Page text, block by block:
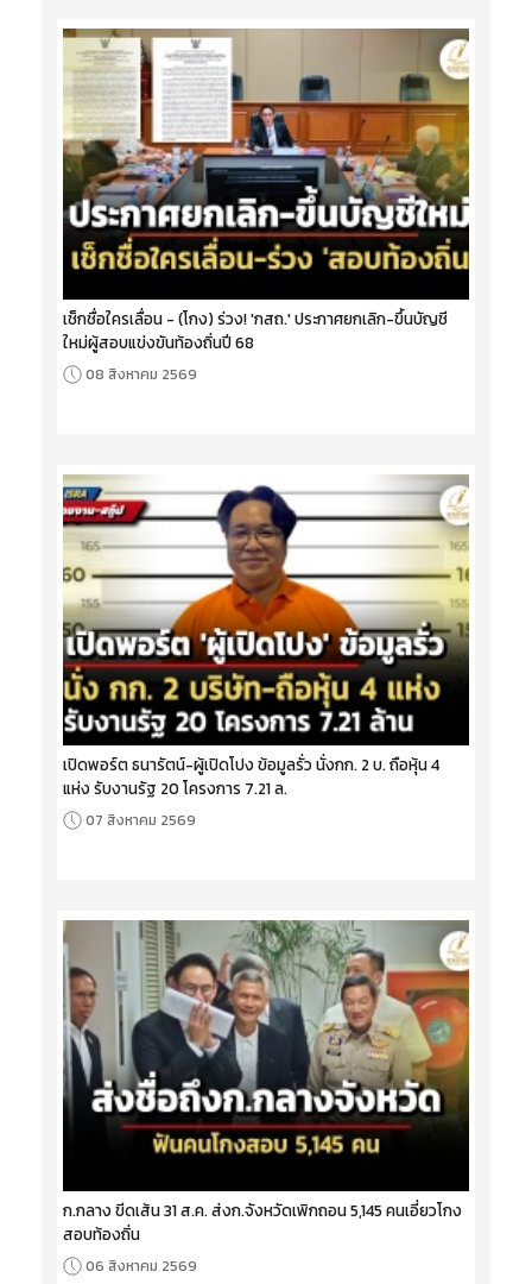
เช็กชื่อใครเลื่อน - (โกง) ร่วง! 'กสถ.' ประกาศยกเลิก-ขึ้นบัญชี
ใหม่ผู้สอบแข่งขันท้องถิ่นปี 68
08 สิงหาคม 2569
เปิดพอร์ต ธนารัตน์-ผู้เปิดโปง ข้อมูลรั่ว นั่งกก. 2 บ. ถือหุ้น 4
แห่ง รับงานรัฐ 20 โครงการ 7.21 ล.
07 สิงหาคม 2569
ก.กลาง ขีดเส้น 31 ส.ค. ส่งก.จังหวัดเพิกถอน 5,145 คนเอี่ยวโกง
สอบท้องถิ่น
06 สิงหาคม 2569